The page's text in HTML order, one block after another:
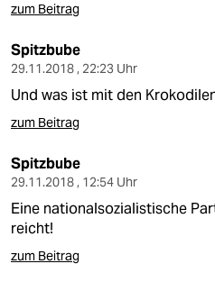
zum Beitrag
Spitzbube
29.11.2018 , 22:23 Uhr
Und was ist mit den
zum Beitrag
Spitzbube
29.11.2018 , 12:54 Uhr
Eine nationalsozialistische
reicht!
zum Beitrag